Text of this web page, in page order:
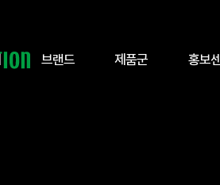
브랜드 제품군 홍보